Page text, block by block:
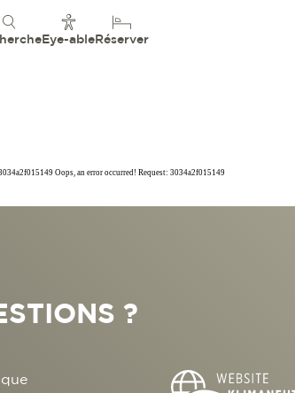
Eye-able Réserver
Oops, an error occurred! Request: 3034a2f015149
?